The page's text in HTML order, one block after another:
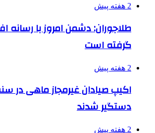
2 هفته پیش
طلاجوران: دشمن امروز با رسانه
گرفته است
2 هفته پیش
اکیپ صیادان غیرمجاز ماهی در
دستگیر شدند
2 هفته پیش